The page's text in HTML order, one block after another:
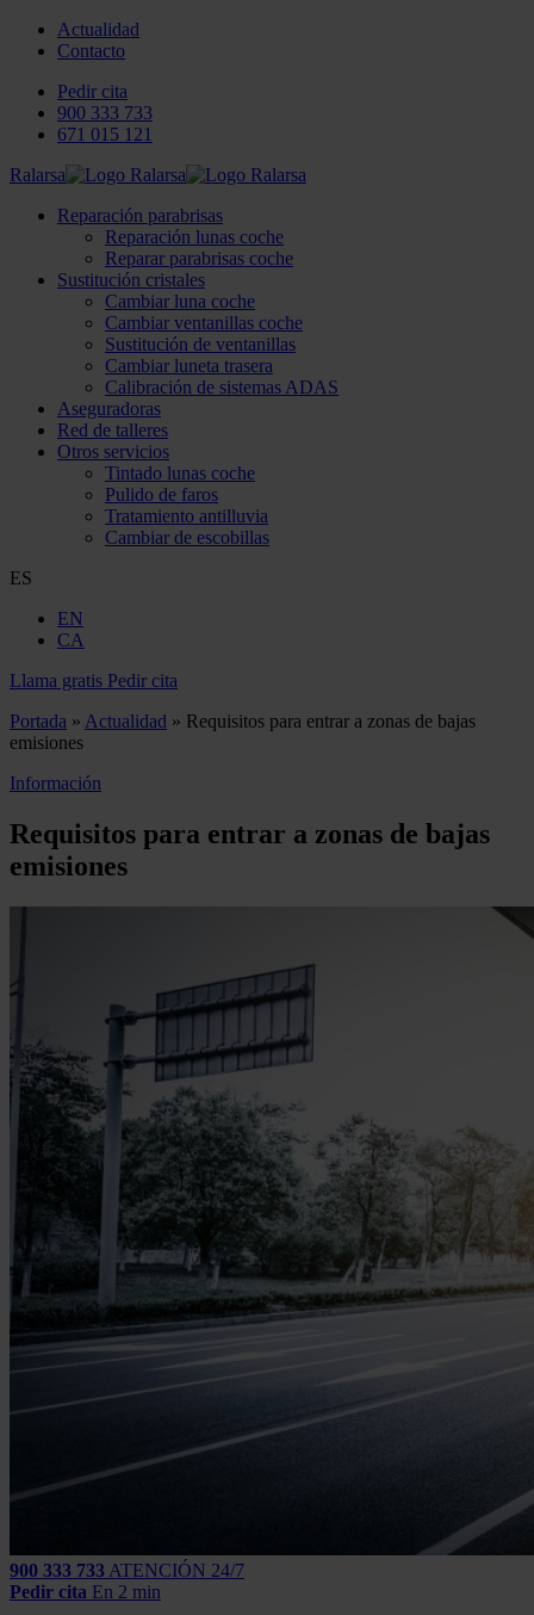
Actualidad
Contacto
Pedir cita
900 333 733
671 015 121
Ralarsa
Reparación parabrisas
Reparación lunas coche
Reparar parabrisas coche
Sustitución cristales
Cambiar luna coche
Cambiar ventanillas coche
Sustitución de ventanillas
Cambiar luneta trasera
Calibración de sistemas ADAS
Aseguradoras
Red de talleres
Otros servicios
Tintado lunas coche
Pulido de faros
Tratamiento antilluvia
Cambiar de escobillas
ES
EN
CA
Llama gratis Pedir cita
Portada » Actualidad » Requisitos para entrar a zonas de bajas
emisiones
Información
Requisitos para entrar a zonas de bajas
emisiones
900 333 733 ATENCIÓN 24/7
Pedir cita En 2 min